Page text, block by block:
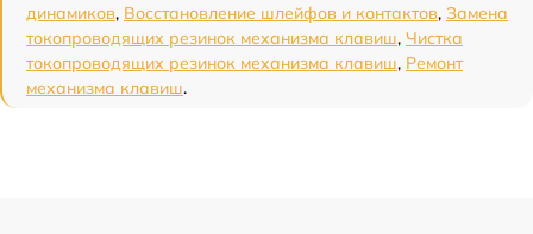
динамиков, Восстановление шлейфов и контактов, Замена
токопроводящих резинок механизма клавиш, Чистка
токопроводящих резинок механизма клавиш, Ремонт
механизма клавиш.